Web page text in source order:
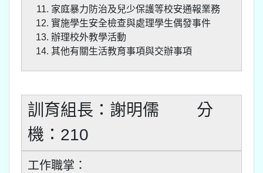
家庭暴力防治及兒少保護等校安通報業務
實施學生安全檢查與處理學生偶發事件
辦理校外教學活動
其他有關生活教育事項與交辦事項
訓育組長：謝明儒 分
機：210
工作職掌：